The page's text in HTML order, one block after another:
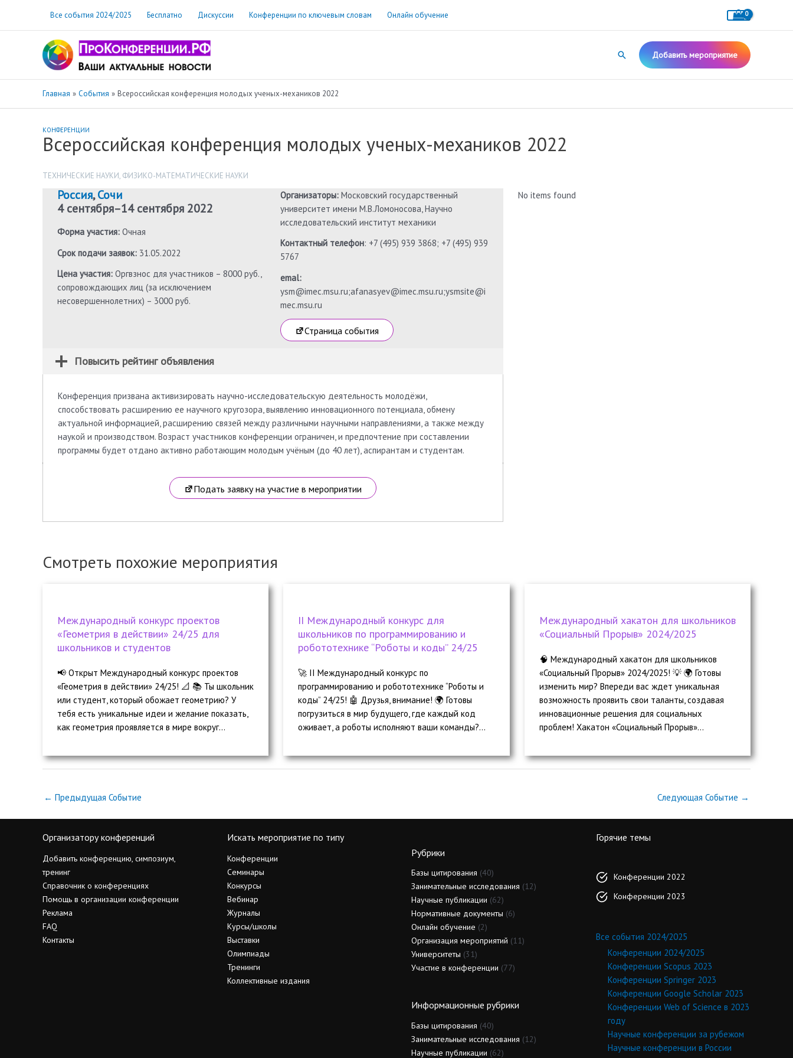
содержимому
Все события 2024/2025 Бесплатно Дискуссии Конференции по ключевым словам Онлайн обучение
Поиск Добавить мероприятие
Главная События Всероссийская конференция молодых ученых-механиков 2022
КОНФЕРЕНЦИИ
Всероссийская конференция молодых ученых-механиков 2022
ТЕХНИЧЕСКИЕ НАУКИ, ФИЗИКО-МАТЕМАТИЧЕСКИЕ НАУКИ
Россия,Сочи
4 сентября–14 сентября 2022
Форма участия: Очная
Срок подачи заявок: 31.05.2022
Цена участия: Оргвзнос для участников – 8000 руб.,
сопровождающих лиц (за исключением
несовершеннолетних) – 3000 руб.
Организаторы: Московский государственный
университет имени М.В.Ломоносова, Научно
исследовательский институт механики
Контактный телефон: +7 (495) 939 3868; +7 (495) 939
5767
emal:
ysm@imec.msu.ru;afanasyev@imec.msu.ru;ysmsite@i
mec.msu.ru
Страница события
Повысить рейтинг объявления
Конференция призвана активизировать научно-исследовательскую деятельность молодёжи,
способствовать расширению ее научного кругозора, выявлению инновационного потенциала, обмену
актуальной информацией, расширению связей между различными научными направлениями, а также между
наукой и производством. Возраст участников конференции ограничен, и предпочтение при составлении
программы будет отдано активно работающим молодым учёным (до 40 лет), аспирантам и студентам.
Подать заявку на участие в мероприятии
No items found
Смотреть похожие мероприятия
Международный конкурс проектов
«Геометрия в действии» 24/25 для
школьников и студентов
📢 Открыт Международный конкурс проектов
«Геометрия в действии» 24/25! 📐 📚 Ты школьник
или студент, который обожает геометрию? У
тебя есть уникальные идеи и желание показать,
как геометрия проявляется в мире вокруг...
II Международный конкурс для
школьников по программированию и
робототехнике “Роботы и коды” 24/25
🚀 II Международный конкурс по
программированию и робототехнике “Роботы и
коды” 24/25! 🤖 Друзья, внимание! 🌍 Готовы
погрузиться в мир будущего, где каждый код
оживает, а роботы исполняют ваши команды?...
Международный хакатон для школьников
«Социальный Прорыв» 2024/2025
🧠 Международный хакатон для школьников
«Социальный Прорыв» 2024/2025! 💡 🌍 Готовы
изменить мир? Впереди вас ждет уникальная
возможность проявить свои таланты, создавая
инновационные решения для социальных
проблем! Хакатон «Социальный Прорыв»...
← Предыдущая Событие Следующая Событие →
Организатору конференций
Добавить конференцию, симпозиум,
тренинг
Справочник о конференциях
Помощь в организации конференции
Реклама
FAQ
Контакты
Искать мероприятие по типу
Конференции
Семинары
Конкурсы
Вебинар
Журналы
Курсы/школы
Выставки
Олимпиады
Тренинги
Коллективные издания
Рубрики
Базы цитирования (40)
Занимательные исследования (12)
Научные публикации (62)
Нормативные документы (6)
Онлайн обучение (2)
Организация мероприятий (11)
Университеты (31)
Участие в конференции (77)
Информационные рубрики
Базы цитирования (40)
Занимательные исследования (12)
Научные публикации (62)
Горячие темы
Конференции 2022
Конференции 2023
Все события 2024/2025
Конференции 2024/2025
Конференции Scopus 2023
Конференции Springer 2023
Конференции Google Scholar 2023
Конференции Web of Science в 2023
году
Научные конференции за рубежом
Научные конференции в России